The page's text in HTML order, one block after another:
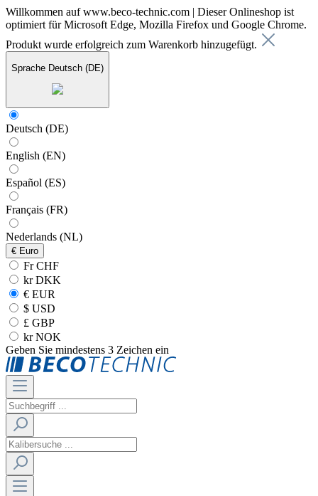
Willkommen auf www.beco-technic.com | Dieser Onlineshop ist
optimiert für Microsoft Edge, Mozilla Firefox und Google Chrome.
Produkt wurde erfolgreich zum Warenkorb hinzugefügt.
Sprache Deutsch (DE)
Deutsch (DE)
English (EN)
Español (ES)
Français (FR)
Nederlands (NL)
€ Euro
Fr CHF
kr DKK
€ EUR
$ USD
£ GBP
kr NOK
Geben Sie mindestens 3 Zeichen ein